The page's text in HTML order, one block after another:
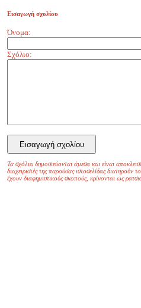
Εισαγωγή σχολίου
Όνομα:
Σχόλιο:
Τα σχόλια δημοσιεύονται άμεσα και είναι
διαχειριστές της παρούσας ιστοσελίδας
έχουν διαφημιστικούς σκοπούς, κρίνονται ως